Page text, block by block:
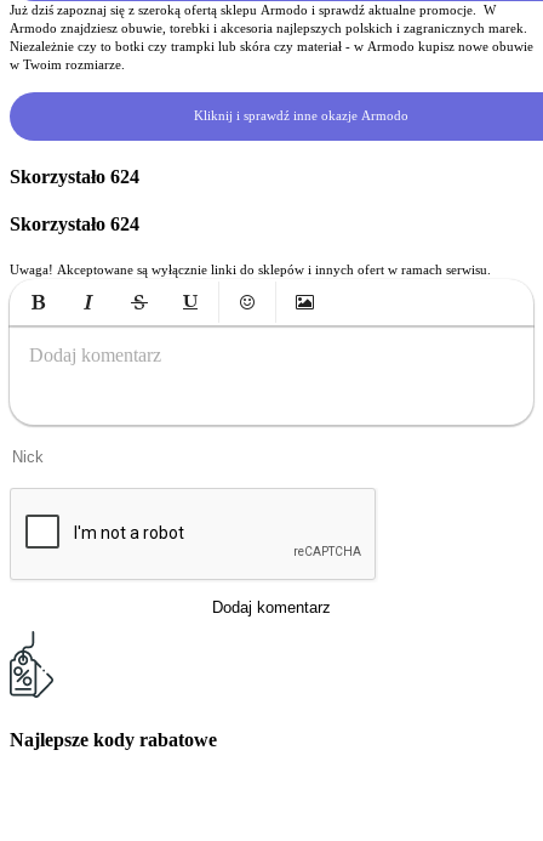
Już dziś zapoznaj się z szeroką ofertą sklepu Armodo i sprawdź aktualne promocje. W
Armodo znajdziesz obuwie, torebki i akcesoria najlepszych polskich i zagranicznych marek.
Niezależnie czy to botki czy trampki lub skóra czy materiał - w Armodo kupisz nowe obuwie
w Twoim rozmiarze.
Kliknij i sprawdź inne okazje Armodo
Skorzystało 624
Skorzystało 624
Uwaga! Akceptowane są wyłącznie linki do sklepów i innych ofert w ramach serwisu.
Bold Italic Strikethrough
UnderlineEmoticonsInsert Image
Dodaj komentarz
Dodaj komentarz
Najlepsze kody rabatowe